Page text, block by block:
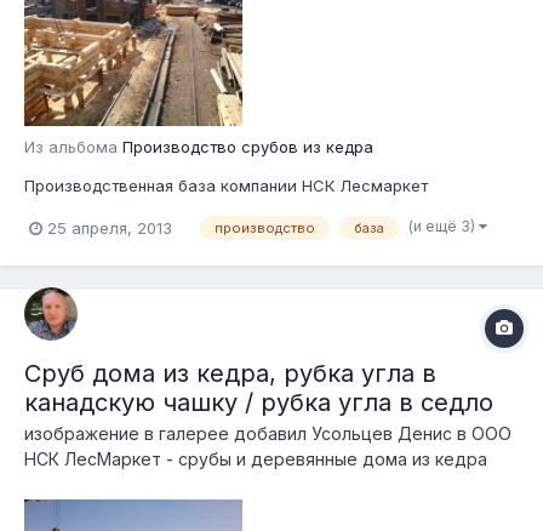
Из альбома Производство срубов из кедра
Производственная база компании НСК Лесмаркет
25 апреля, 2013 производство база (и ещё 3)
Сруб дома из кедра, рубка угла в
канадскую чашку / рубка угла в седло
изображение в галерее добавил Усольцев Денис в ООО
НСК ЛесМаркет - срубы и деревянные дома из кедра